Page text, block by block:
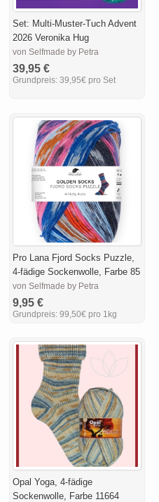
Set: Multi-Muster-Tuch Advent
2026 Veronika Hug
von Selfmade by Petra
39,95 €
Grundpreis: 39,95€ pro Set
Pro Lana Fjord Socks Puzzle,
4-fädige Sockenwolle, Farbe 85
von Selfmade by Petra
9,95 €
Grundpreis: 99,50€ pro 1kg
Opal Yoga, 4-fädige
Sockenwolle, Farbe 11664